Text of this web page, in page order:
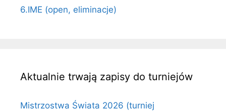
6.IME (open, eliminacje)
Aktualnie trwają zapisy do turniejów
Mistrzostwa Świata 2026 (turniej